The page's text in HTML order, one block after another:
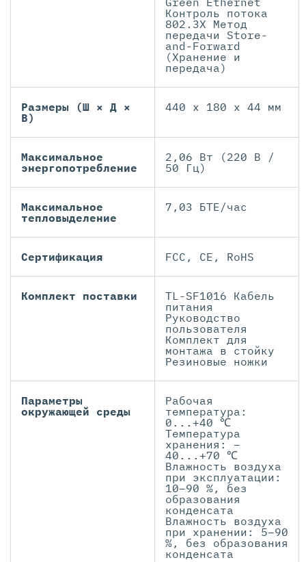
Контроль потока
802.3X Метод
передачи Store-
and-Forward
(Хранение и
передача)
Размеры (Ш × Д ×
В)
440 х 180 х 44 мм
Максимальное
энергопотребление
2,06 Вт (220 В /
50 Гц)
Максимальное
тепловыделение
7,03 БТЕ/час
Сертификация FCC, CE, RoHS
Комплект поставки
TL-SF1016 Кабель
питания
Руководство
пользователя
Комплект для
монтажа в стойку
Резиновые ножки
Параметры
окружающей среды
Рабочая
температура:
0...+40 ℃
Температура
хранения: –
40...+70 ℃
Влажность воздуха
при эксплуатации:
10–90 %, без
образования
конденсата
Влажность воздуха
при хранении: 5–90
%, без образования
конденсата